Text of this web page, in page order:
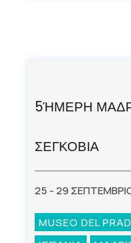
5ΉΜΕΡΗ
ΣΕΓΚΟΒΙΑ
25 - 29
MUSEO DEL